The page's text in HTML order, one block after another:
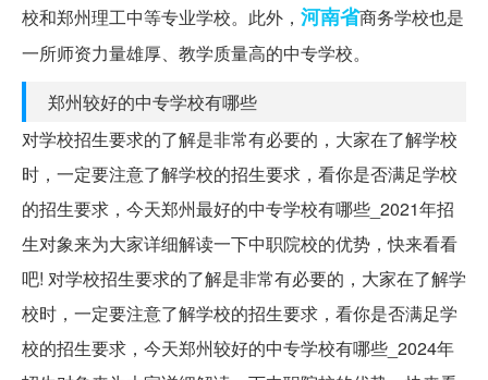
校和郑州理工中等专业学校。此外， 河南省商务学校也是
一所师资力量雄厚、教学质量高的中专学校。
郑州较好的中专学校有哪些
对学校招生要求的了解是非常有必要的，大家在了解学校
时，一定要注意了解学校的招生要求，看你是否满足学校
的招生要求，今天郑州最好的中专学校有哪些_2021年招
生对象来为大家详细解读一下中职院校的优势，快来看看
吧! 对学校招生要求的了解是非常有必要的，大家在了解学
校时，一定要注意了解学校的招生要求，看你是否满足学
校的招生要求，今天郑州较好的中专学校有哪些_2024年